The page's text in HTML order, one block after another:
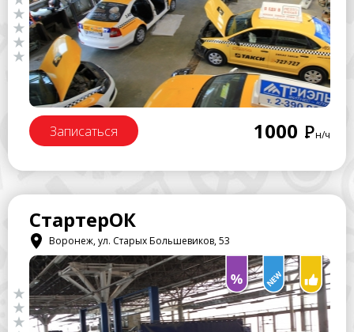
Записаться 1000 Рн/ч
СтартерОК
Воронеж, ул. Старых Большевиков, 53